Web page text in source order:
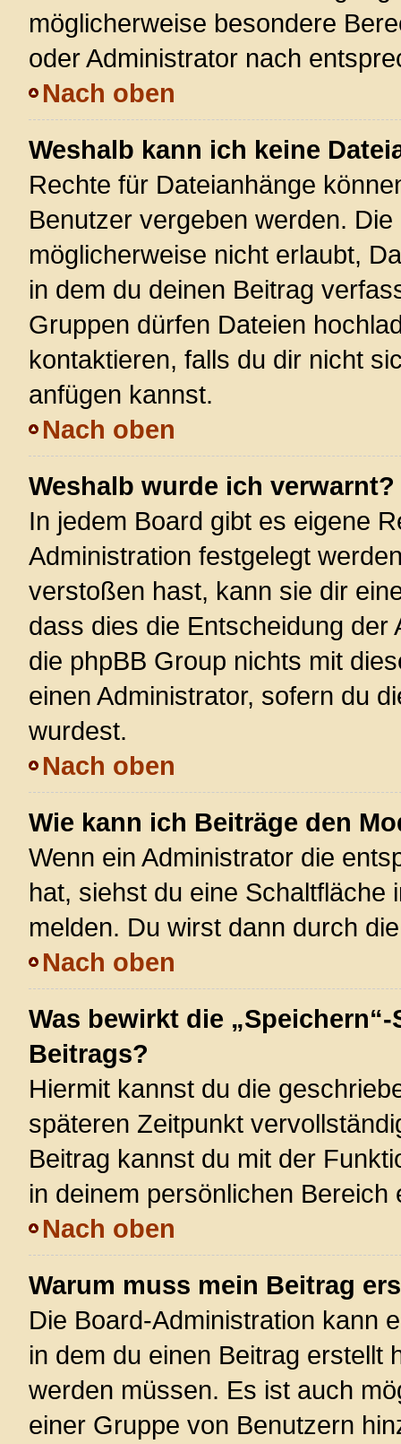
möglicherweise besondere
oder Administrator nach
Nach oben
Weshalb kann ich keine
Rechte für Dateianhänge
Benutzer vergeben werden.
möglicherweise nicht erlaubt,
in dem du deinen Beitrag
Gruppen dürfen Dateien
kontaktieren, falls du dir nicht
anfügen kannst.
Nach oben
Weshalb wurde ich verwarnt?
In jedem Board gibt es eigene
Administration festgelegt
verstoßen hast, kann sie dir
dass dies die Entscheidung
die phpBB Group nichts mit
einen Administrator, sofern du
wurdest.
Nach oben
Wie kann ich Beiträge den
Wenn ein Administrator die
hat, siehst du eine
melden. Du wirst dann durch
Nach oben
Was bewirkt die
Beitrags?
Hiermit kannst du die
späteren Zeitpunkt
Beitrag kannst du mit der
in deinem persönlichen Bereich
Nach oben
Warum muss mein Beitrag
Die Board-Administration kann
in dem du einen Beitrag erstellt
werden müssen. Es ist auch
einer Gruppe von Benutzern